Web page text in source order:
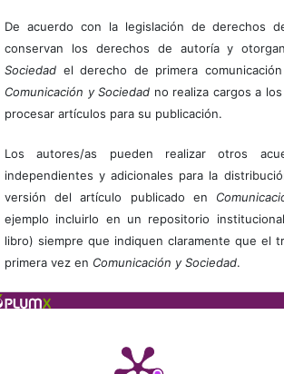
De acuerdo con la legislación de derechos
conservan los derechos de autoría y
Sociedadel derecho de primera
Comunicación y Sociedad no realiza cargos a
procesar artículos para su publicación.
Los autores/as pueden realizar otros
independientes y adicionales para la
versión del artículo publicado en
ejemplo incluirlo en un repositorio
libro) siempre que indiquen claramente que el
primera vez en Comunicación y Sociedad.